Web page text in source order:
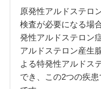
原発性アルドステロ
検査が必要になる場
発性アルドステロン
アルドステロン産生
よる特発性アルドス
でき、この2つの疾